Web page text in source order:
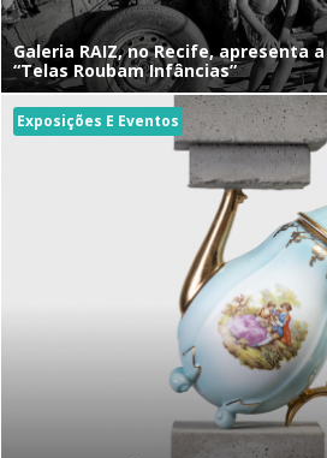
Galeria RAIZ, no Recife, apresenta
“Telas Roubam Infâncias”
Exposições E Eventos